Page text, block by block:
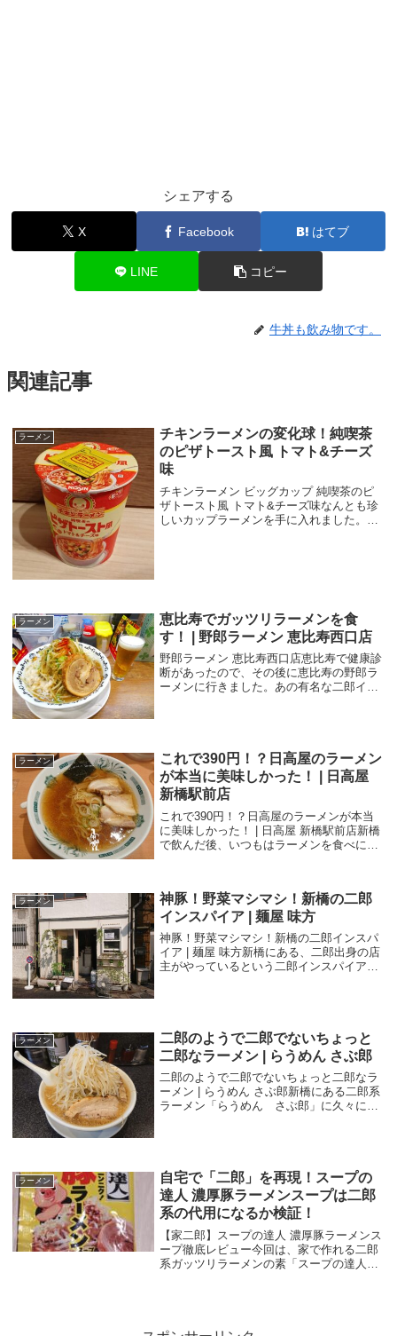
シェアする
X Facebook はてブ
LINE コピー
牛丼も飲み物です。
関連記事
ラーメン
チキンラーメンの変化球！純喫茶
のピザトースト風 トマト&チーズ
味
チキンラーメン ビッグカップ 純喫茶のピ
ザトースト風 トマト&チーズ味なんとも珍
しいカップラーメンを手に入れました。
ラーメン
恵比寿でガッツリラーメンを食
す！ | 野郎ラーメン 恵比寿西口店
野郎ラーメン 恵比寿西口店恵比寿で健康診
断があったので、その後に恵比寿の野郎ラ
ーメンに行きました。あの有名な二郎イン
ラーメン
これで390円！？日高屋のラーメン
が本当に美味しかった！ | 日高屋
新橋駅前店
これで390円！？日高屋のラーメンが本当
に美味しかった！ | 日高屋 新橋駅前店新橋
で飲んだ後、いつもはラーメンを食べに、
メニ...
ラーメン
神豚！野菜マシマシ！新橋の二郎
インスパイア | 麺屋 味方
神豚！野菜マシマシ！新橋の二郎インスパ
イア | 麺屋 味方新橋にある、二郎出身の店
主がやっているという二郎インスパイアの
ラーメン
二郎のようで二郎でないちょっと
二郎なラーメン | らうめん さぶ郎
二郎のようで二郎でないちょっと二郎なラ
ーメン | らうめん さぶ郎新橋にある二郎系
ラーメン「らうめん さぶ郎」に久々に来
ラーメン
自宅で「二郎」を再現！スープの
達人 濃厚豚ラーメンスープは二郎
系の代用になるか検証！
【家二郎】スープの達人 濃厚豚ラーメンス
ープ徹底レビュー今回は、家で作れる二郎
系ガッツリラーメンの素「スープの達人濃